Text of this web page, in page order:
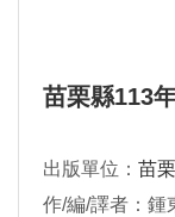
苗栗縣113
出版單位： 苗
作/編/譯者：鍾